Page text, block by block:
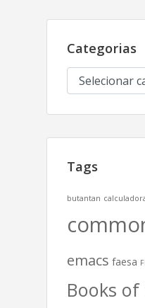
Categorias
Categorias
Tags
butantan
emacs faesa
Books of